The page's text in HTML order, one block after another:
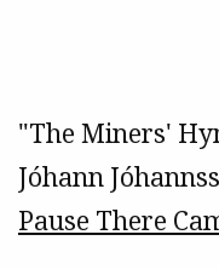
"The Miners'
Jóhann
Pause There